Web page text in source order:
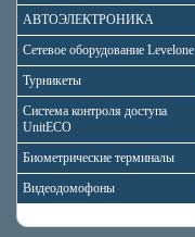
АВТОЭЛЕКТРОНИКА
Сетевое оборудование Levelone
Турникеты
Система контроля доступа
UnitECO
Биометрические терминалы
Видеодомофоны